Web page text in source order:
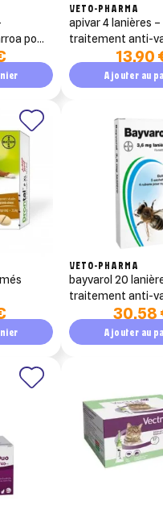
pour
VETO-PHARMA
apivar 4 lanières –
traitement anti-
ruche (amitraz)
13,90
Ajouter au
VETO-PHARMA
bayvarol 20
traitement anti-
rotation30,58
Ajouter au